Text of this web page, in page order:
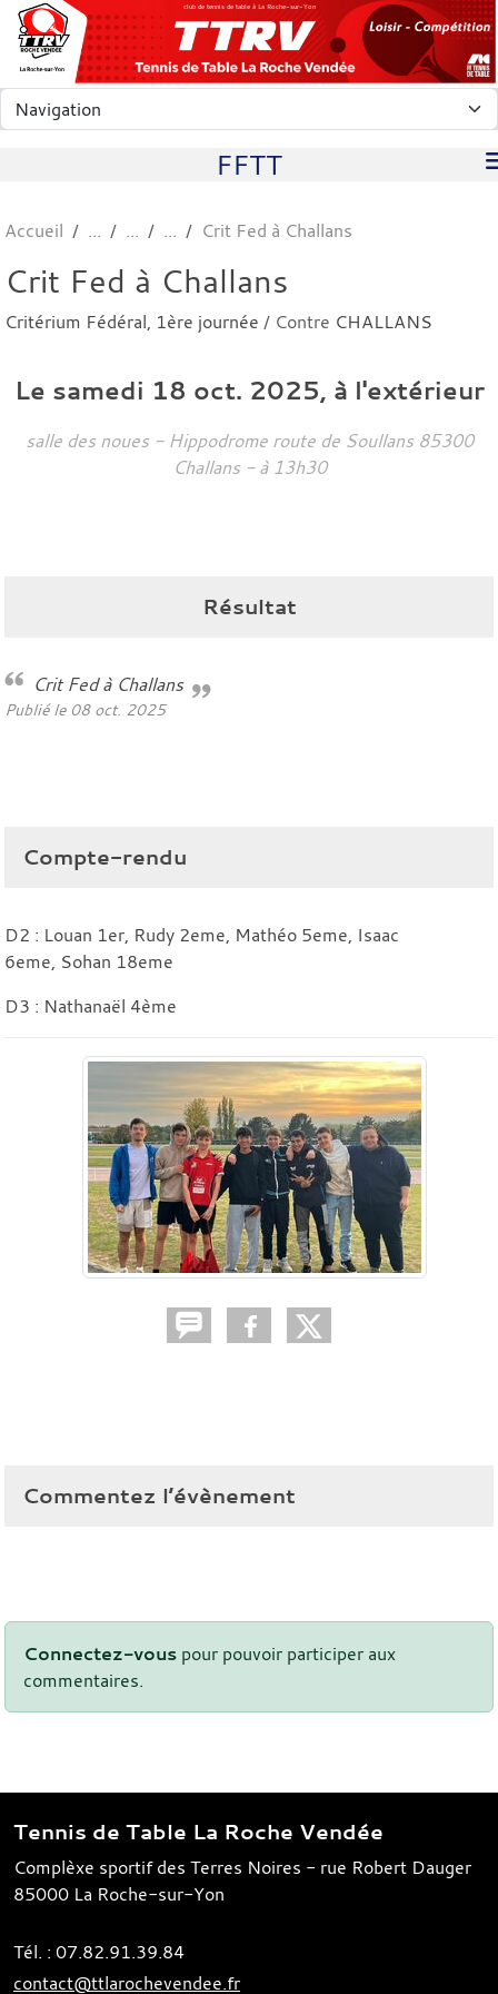
club de tennis de table à La Roche-sur-Yon
FFTT
Accueil Crit Fed à Challans
Crit Fed à Challans
Critérium Fédéral, 1ère journée / Contre CHALLANS
Le samedi 18 oct. 2025, à l'extérieur
salle des noues - Hippodrome route de Soullans 85300
Challans - à 13h30
Résultat
Crit Fed à Challans
Publié le 08 oct. 2025
Compte-rendu
D2 : Louan 1er, Rudy 2eme, Mathéo 5eme, Isaac
6eme, Sohan 18eme
D3 : Nathanaël 4ème
Commentez l’évènement
Connectez-vous pour pouvoir participer aux
commentaires.
Tennis de Table La Roche Vendée
Complèxe sportif des Terres Noires - rue Robert Dauger
85000 La Roche-sur-Yon
Tél. : 07.82.91.39.84
contact@ttlarochevendee.fr
Panneau de gestion des cookies